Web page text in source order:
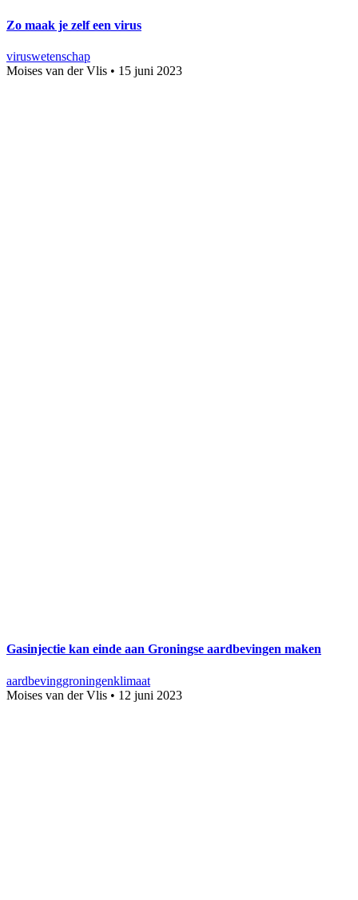
Zo maak je zelf een virus
viruswetenschap
Moises van der Vlis • 15 juni 2023
Gasinjectie kan einde aan Groningse aardbevingen maken
aardbevinggroningenklimaat
Moises van der Vlis • 12 juni 2023